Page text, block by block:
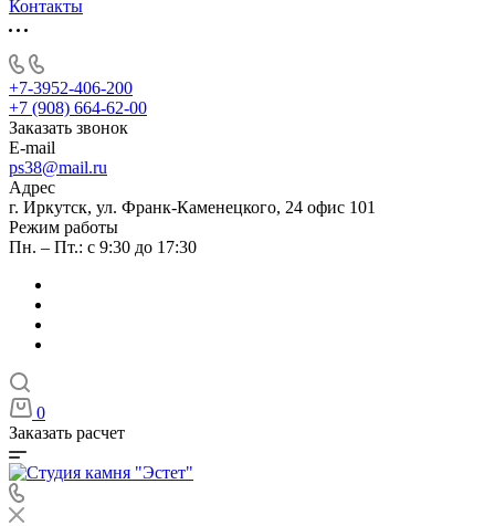
Контакты
+7-3952-406-200
+7 (908) 664-62-00
Заказать звонок
E-mail
ps38@mail.ru
Адрес
г. Иркутск, ул. Франк-Каменецкого, 24 офис 101
Режим работы
Пн. – Пт.: с 9:30 до 17:30
0
Заказать расчет